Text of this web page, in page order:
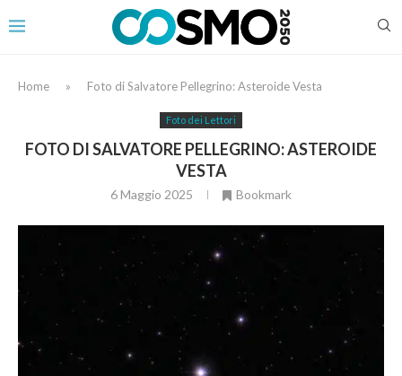
Home » Foto di Salvatore Pellegrino: Asteroide Vesta
Foto dei Lettori
FOTO DI SALVATORE PELLEGRINO: ASTEROIDE
VESTA
6 Maggio 2025 Bookmark